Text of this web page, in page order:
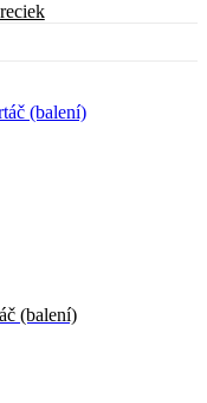
(balení)